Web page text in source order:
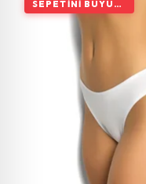
SEPETINI BÜYÜT, İNDIRIMI ARTIR